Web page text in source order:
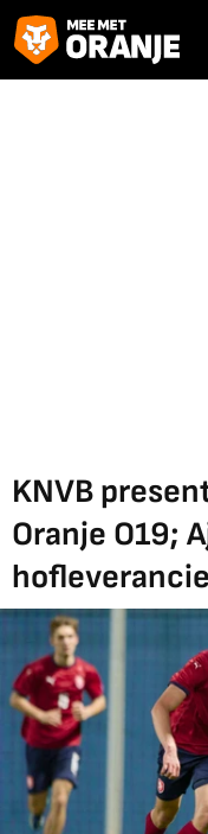
KNVB
Oranje O19;